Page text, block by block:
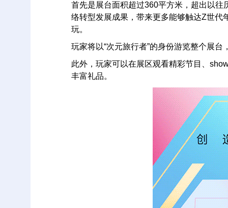
首先是展台面积超过360平方米，超出以往
络转型发展成果，带来更多能够触达Z世代
玩。
玩家将以“次元旅行者”的身份游览整个展
此外，玩家可以在展区观看精彩节目、
丰富礼品。